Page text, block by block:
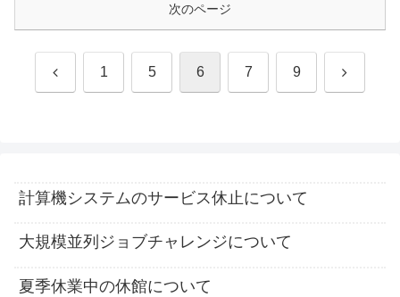
次のページ
前 1 5 6 7 9 次
計算機システムのサービス休止について
大規模並列ジョブチャレンジについて
夏季休業中の休館について